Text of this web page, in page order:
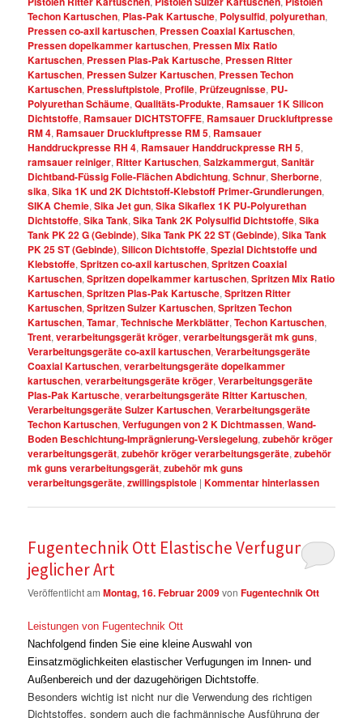
Techon Kartuschen, Plas-Pak Kartusche, Polysulfid,polyurethan,
Pressen co-axil kartuschen, Pressen Coaxial Kartuschen,
Pressen dopelkammer kartuschen, Pressen Mix Ratio
Kartuschen, Pressen Plas-Pak Kartusche, Pressen Ritter
Kartuschen, Pressen Sulzer Kartuschen, Pressen Techon
Kartuschen, Pressluftpistole, Profile, Prüfzeugnisse, PU-
Polyurethan Schäume,Qualitäts-Produkte, Ramsauer 1K Silicon
Dichtstoffe, Ramsauer DICHTSTOFFE, Ramsauer Druckluftpresse
RM 4, Ramsauer Druckluftpresse RM 5, Ramsauer
Handdruckpresse RH 4, Ramsauer Handdruckpresse RH 5,
ramsauer reiniger, Ritter Kartuschen,Salzkammergut,Sanitär
Dichtband-Füssig Folie-Flächen Abdichtung,Schnur,Sherborne,
sika,Sika 1K und 2K Dichtstoff-Klebstoff Primer-Grundierungen,
SIKA Chemie,Sika Jet gun,Sika Sikaflex 1K PU-Polyurethan
Dichtstoffe,Sika Tank,Sika Tank 2K Polysulfid Dichtstoffe,Sika
Tank PK 22 G (Gebinde),Sika Tank PK 22 ST (Gebinde),Sika Tank
PK 25 ST (Gebinde),Silicon Dichtstoffe,Spezial Dichtstoffe und
Klebstoffe,Spritzen co-axil kartuschen,Spritzen Coaxial
Kartuschen,Spritzen dopelkammer kartuschen,Spritzen Mix Ratio
Kartuschen,Spritzen Plas-Pak Kartusche,Spritzen Ritter
Kartuschen,Spritzen Sulzer Kartuschen,Spritzen Techon
Kartuschen,Tamar,Technische Merkblätter,Techon Kartuschen,
Trent,verarbeitungsgerät kröger,verarbeitungsgerät mk guns,
Verarbeitungsgeräte co-axil kartuschen,Verarbeitungsgeräte
Coaxial Kartuschen,verarbeitungsgeräte dopelkammer
kartuschen,verarbeitungsgeräte kröger,Verarbeitungsgeräte
Plas-Pak Kartusche,verarbeitungsgeräte Ritter Kartuschen,
Verarbeitungsgeräte Sulzer Kartuschen,Verarbeitungsgeräte
Techon Kartuschen,Verfugungen von 2 K Dichtmassen,Wand-
Boden Beschichtung-Imprägnierung-Versiegelung,zubehör kröger
verarbeitungsgerät,zubehör kröger verarbeitungsgeräte,zubehör
mk guns verarbeitungsgerät,zubehör mk guns
verarbeitungsgeräte,zwillingspistole |Kommentar hinterlassen
Fugentechnik Ott Elastische Verfugungen
jeglicher Art
Veröffentlicht amMontag, 16. Februar 2009vonFugentechnik Ott
Leistungen von Fugentechnik Ott
Nachfolgend finden Sie eine kleine Auswahl von
Einsatzmöglichkeiten elastischer Verfugungen im Innen- und
Außenbereich und der dazugehörigen Dichtstoffe.
Besonders wichtig ist nicht nur die Verwendung des richtigen
Dichtstoffes, sondern auch die fachmännische Ausführung der